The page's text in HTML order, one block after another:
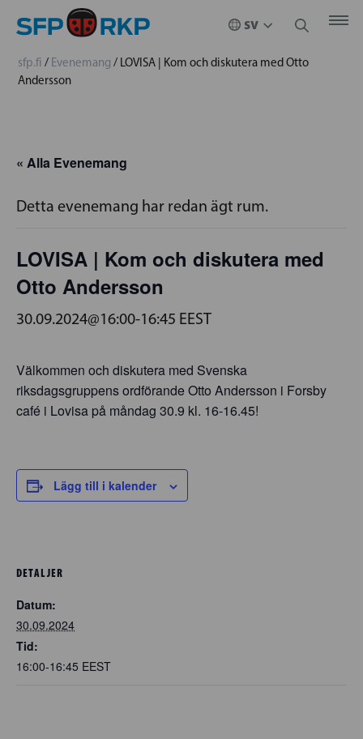
sfp.fi / Evenemang / LOVISA | Kom och diskutera med Otto
Andersson
« Alla Evenemang
Detta evenemang har redan ägt rum.
LOVISA | Kom och diskutera med
Otto Andersson
30.09.2024@16:00-16:45 EEST
Välkommen och diskutera med Svenska
riksdagsgruppens ordförandeOtto Andersson i Forsby
café i Lovisa på måndag 30.9 kl. 16-16.45!
Lägg till i kalender
DETALJER
Datum:
30.09.2024
Tid:
16:00-16:45 EEST